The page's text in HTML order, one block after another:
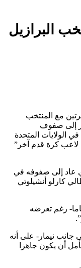
البرازيل
مع المنتخب
إلى صفوف
“سيليساو” لخوض نهائيات كأس العالم 2026 في الولايات المتحدة
لاعب كرة قدم آخر”
عاد إلى صفوفه في
كارلو أنشيلوتي
إن نيمار -البالغ من العمر 33 عاما- رغم تعرضه
جانب نيمار- على أنه
أن يكون جاهزا